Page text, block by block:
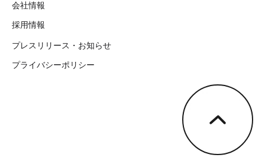
会社情報
採用情報
プレスリリース・お知らせ
プライバシーポリシー